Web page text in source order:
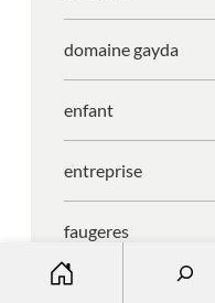
domaine gayda
enfant
entreprise
faugeres
faustino